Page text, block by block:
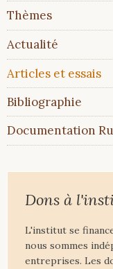
contenu
Thèmes
Actualité
Articles et essais
Bibliographie
Documentation
Dons à
L'institut se
nous sommes
entreprises. Les